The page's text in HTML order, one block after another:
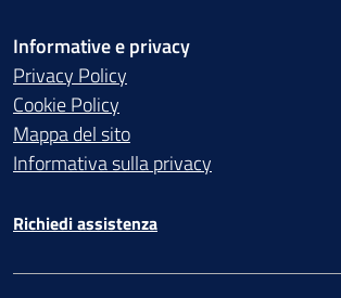
Informative e privacy
Privacy Policy
Cookie Policy
Mappa del sito
Informativa sulla privacy
Richiedi assistenza